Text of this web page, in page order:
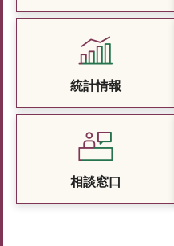
統計情報
相談窓口